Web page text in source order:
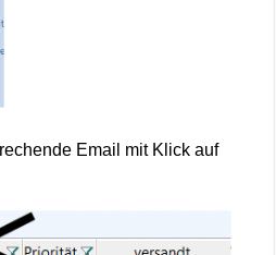
Email mit Klick auf